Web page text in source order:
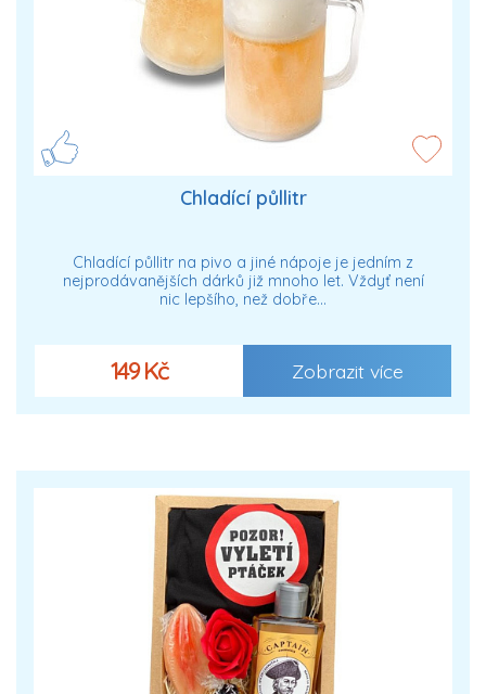
Chladící půllitr
Chladící půllitr na pivo a jiné nápoje je jedním z
nejprodávanějších dárků již mnoho let. Vždyť není
nic lepšího, než dobře…
149 Kč Zobrazit více